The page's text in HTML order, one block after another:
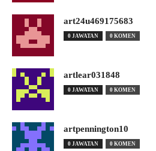
art24u469175683
0 JAWATAN 0 KOMEN
artlear031848
0 JAWATAN 0 KOMEN
artpennington10
0 JAWATAN 0 KOMEN